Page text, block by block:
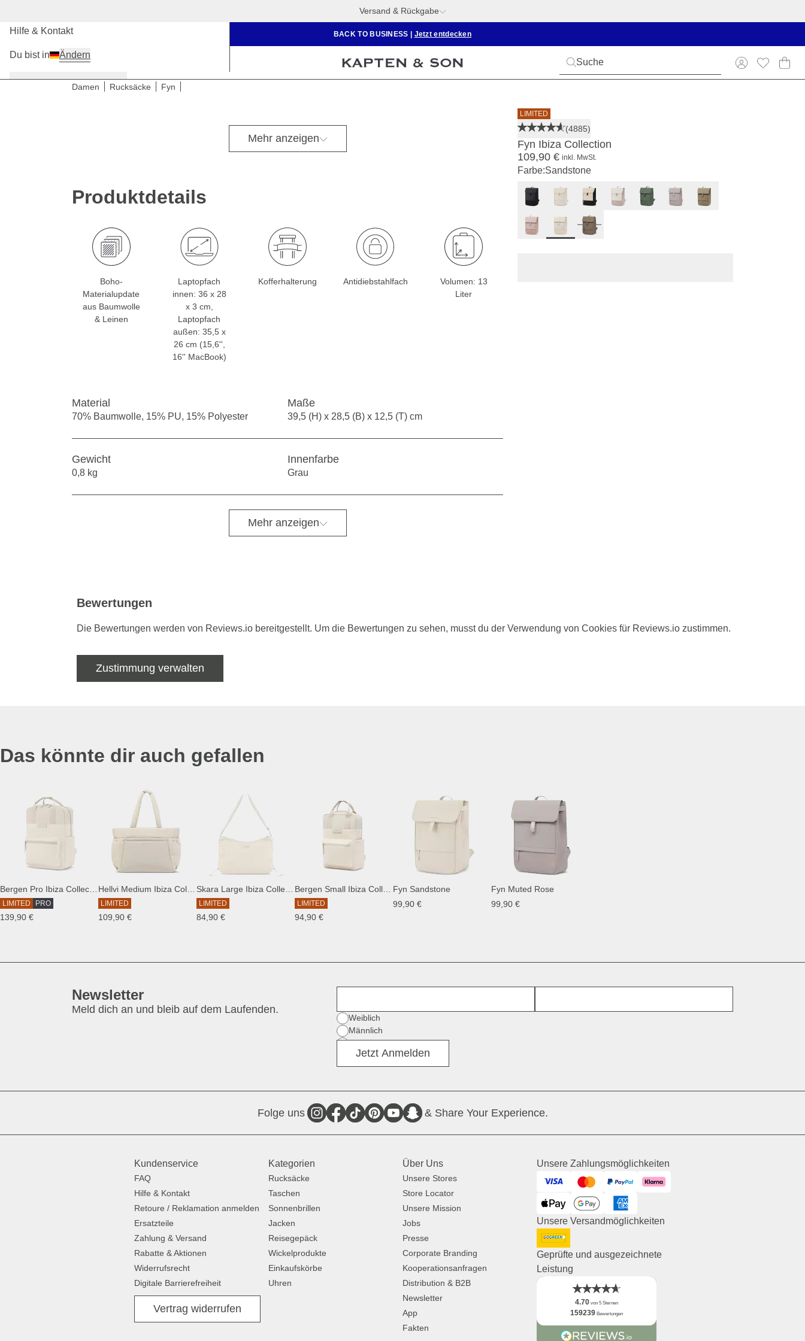
Versand & Rückgabe
BACK TO BUSINESS Jetzt entdecken
Herren
Hilfe & Kontakt
Du bist in Ändern
Damen Rucksäcke Fyn
Mehr anzeigen
LIMITED
(4885)
Fyn Ibiza Collection
109,90 € inkl. MwSt.
Farbe:Sandstone
Produktdetails
Boho-
Materialupdate
aus Baumwolle
& Leinen
Laptopfach
innen: 36 x 28
x 3 cm,
Laptopfach
außen: 35,5 x
26 cm (15,6'',
16'' MacBook)
Kofferhalterung Antidiebstahlfach
Volumen: 13
Liter
Material
70% Baumwolle, 15% PU, 15% Polyester
Maße
39,5 (H) x 28,5 (B) x 12,5 (T) cm
Gewicht
0,8 kg
Innenfarbe
Grau
Mehr anzeigen
Bewertungen
Die Bewertungen werden von Reviews.io bereitgestellt. Um die Bewertungen zu sehen, musst du der Verwendung von Cookies für Reviews.io zustimmen.
Zustimmung verwalten
Das könnte dir auch gefallen
LIMITED PRO
139,90 €
LIMITED
109,90 €
LIMITED
84,90 €
LIMITED
94,90 €
Fyn Sandstone
99,90 €
Fyn Muted Rose
99,90 €
Newsletter
Meld dich an und bleib auf dem Laufenden.
Geschlecht
Weiblich
Männlich
Divers
Jetzt Anmelden
Folge uns & Share Your Experience.
Kundenservice
FAQ
Hilfe & Kontakt
Retoure / Reklamation anmelden
Ersatzteile
Zahlung & Versand
Rabatte & Aktionen
Widerrufsrecht
Digitale Barrierefreiheit
Vertrag widerrufen
Kategorien
Rucksäcke
Taschen
Sonnenbrillen
Jacken
Reisegepäck
Wickelprodukte
Einkaufskörbe
Uhren
Über Uns
Unsere Stores
Store Locator
Unsere Mission
Jobs
Presse
Corporate Branding
Kooperationsanfragen
Distribution & B2B
Newsletter
App
Fakten
Unsere Zahlungsmöglichkeiten
Visa MastercardPayPal Klarna
ApplePay GooglePayAmerican Express
Unsere Versandmöglichkeiten
DHL GoGreen
Geprüfte und ausgezeichnete
Leistung
4.70 von 5 Sternen
159239 Bewertungen